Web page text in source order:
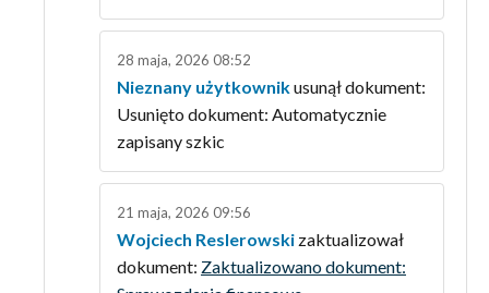
28 maja, 2026 08:52
Nieznany użytkownikusunął dokument:
Usunięto dokument: Automatycznie
zapisany szkic
21 maja, 2026 09:56
Wojciech Reslerowski zaktualizował
dokument: Zaktualizowano dokument: